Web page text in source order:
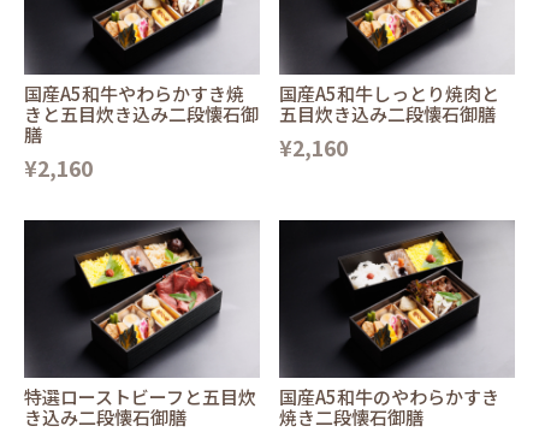
国産A5和牛やわらかすき焼
きと五目炊き込み二段懐石御
膳
¥2,160
国産A5和牛しっとり焼肉と
五目炊き込み二段懐石御膳
¥2,160
特選ローストビーフと五目炊
き込み二段懐石御膳
国産A5和牛のやわらかすき
焼き二段懐石御膳